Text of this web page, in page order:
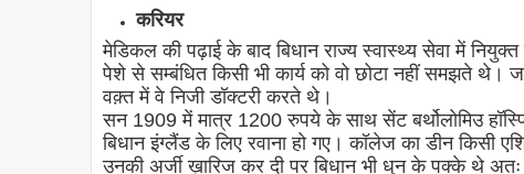
करियर
मेडिकल की पढ़ाई के बाद बिधान राज्य स्वास्थ्य सेवा में
पेशे से सम्बंधित किसी भी कार्य को वो छोटा नहीं समझते थे।
वक़्त में वे निजी डॉक्टरी करते थे।
सन 1909 में मात्र 1200 रुपये के साथ सेंट बर्थोलोमिउ
बिधान इंग्लैंड के लिए रवाना हो गए। कॉलेज का डीन किसी
उनकी अर्जी ख़ारिज कर दी पर बिधान भी धुन के पक्के थे